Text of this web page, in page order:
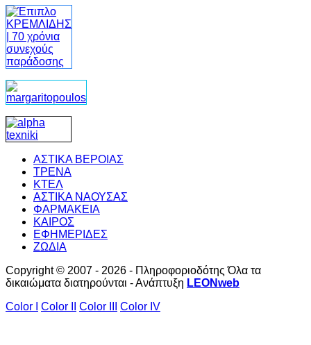
ΑΣΤΙΚΑ ΒΕΡΟΙΑΣ
ΤΡΕΝΑ
ΚΤΕΛ
ΑΣΤΙΚΑ ΝΑΟΥΣΑΣ
ΦΑΡΜΑΚΕΙΑ
ΚΑΙΡΟΣ
ΕΦΗΜΕΡΙΔΕΣ
ΖΩΔΙΑ
Copyright © 2007 - 2026 - Πληροφοριοδότης Όλα τα
δικαιώματα διατηρούνται - Ανάπτυξη LEONweb
Color I
Color II Color III Color IV